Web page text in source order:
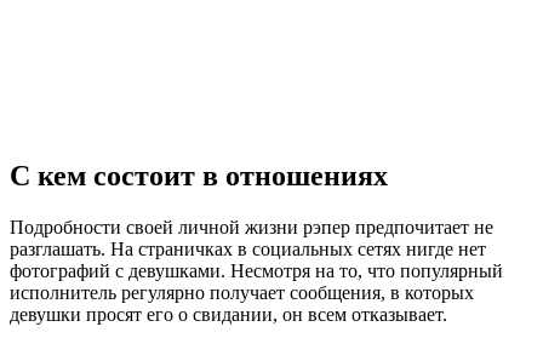
С кем состоит в отношениях
Подробности своей личной жизни рэпер предпочитает не
разглашать. На страничках в социальных сетях нигде нет
фотографий с девушками. Несмотря на то, что популярный
исполнитель регулярно получает сообщения, в которых
девушки просят его о свидании, он всем отказывает.